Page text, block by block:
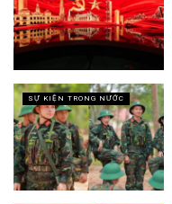
SỰ KIỆN TRONG NƯỚC